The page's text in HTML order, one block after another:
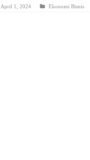
April 1, 2024 Ekonomi Bisnis